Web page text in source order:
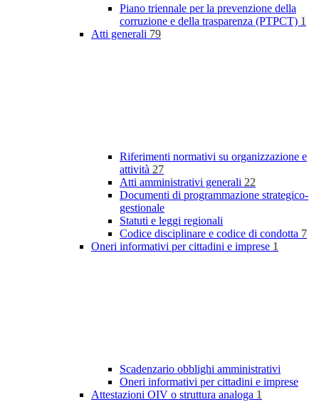
Piano triennale per la prevenzione della
corruzione e della trasparenza (PTPCT) 1
Atti generali 79
Riferimenti normativi su organizzazione e
attività 27
Atti amministrativi generali 22
Documenti di programmazione strategico-
gestionale
Statuti e leggi regionali
Codice disciplinare e codice di condotta 7
Oneri informativi per cittadini e imprese 1
Scadenzario obblighi amministrativi
Oneri informativi per cittadini e imprese
Attestazioni OIV o struttura analoga 1